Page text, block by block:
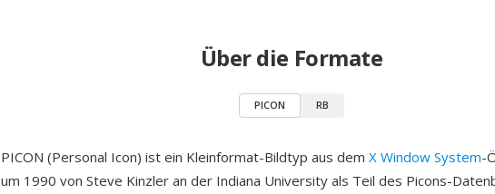
Über die Formate
PICON RB
PICON (Personal Icon) ist ein Kleinformat-Bildtyp aus dem X Window System-
um 1990 von Steve Kinzler an der Indiana University als Teil des Picons-